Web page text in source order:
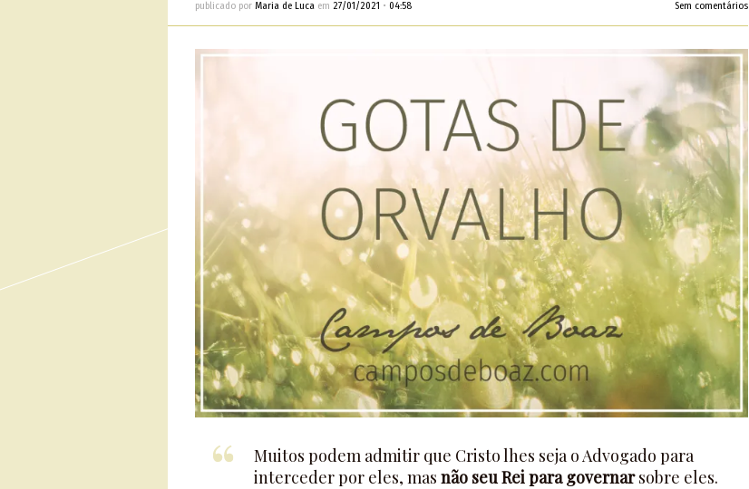
publicado por Maria de Lucaem 27/01/2021 • 04:58 Sem comentários
Muitos podem admitir que Cristo lhes seja o Advogado para
interceder por eles, mas não seu Rei para governarsobre eles.